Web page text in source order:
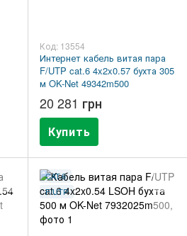
Код: 13554
Интернет кабель витая пара
F/UTP cat.6 4x2x0.57 бухта 305
м OK-Net 49342m500
20 281 грн
Купить
CAT.6
F/UTP